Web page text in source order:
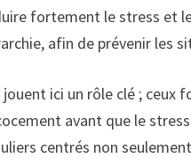
fortement le stress et
afin de prévenir
ici un rôle clé ; ceux
avant que le
centrés non